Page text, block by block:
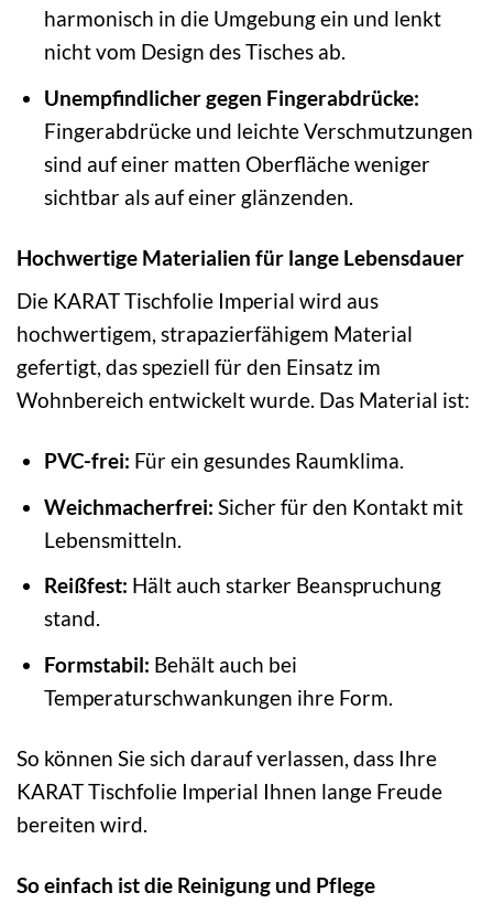
harmonisch in die Umgebung ein und lenkt
nicht vom Design des Tisches ab.
Unempfindlicher gegen Fingerabdrücke:
Fingerabdrücke und leichte Verschmutzungen
sind auf einer matten Oberfläche weniger
sichtbar als auf einer glänzenden.
Hochwertige Materialien für lange Lebensdauer
Die KARAT Tischfolie Imperial wird aus
hochwertigem, strapazierfähigem Material
gefertigt, das speziell für den Einsatz im
Wohnbereich entwickelt wurde. Das Material ist:
PVC-frei: Für ein gesundes Raumklima.
Weichmacherfrei: Sicher für den Kontakt mit
Lebensmitteln.
Reißfest: Hält auch starker Beanspruchung
stand.
Formstabil: Behält auch bei
Temperaturschwankungen ihre Form.
So können Sie sich darauf verlassen, dass Ihre
KARAT Tischfolie Imperial Ihnen lange Freude
bereiten wird.
So einfach ist die Reinigung und Pflege